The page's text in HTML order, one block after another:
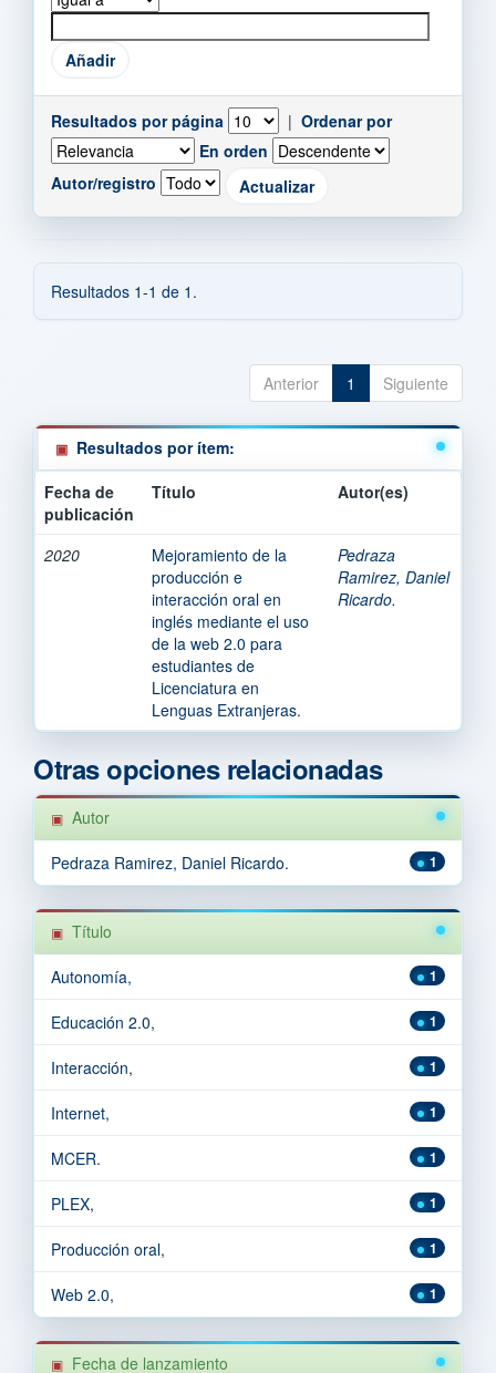
Resultados por página | Ordenar por
En orden
Autor/registro
Resultados 1-1 de 1.
Anterior 1 Siguiente
Resultados por ítem:
Fecha de
publicación
Título Autor(es)
2020
Mejoramiento de la
producción e
interacción oral en
inglés mediante el uso
de la web 2.0 para
estudiantes de
Licenciatura en
Lenguas Extranjeras.
Pedraza
Ramirez, Daniel
Ricardo.
Otras opciones relacionadas
Autor
1
Pedraza Ramirez, Daniel Ricardo.
Título
1
Autonomía,
1
Educación 2.0,
1
Interacción,
1
Internet,
1
MCER.
1
PLEX,
1
Producción oral,
1
Web 2.0,
Fecha de lanzamiento